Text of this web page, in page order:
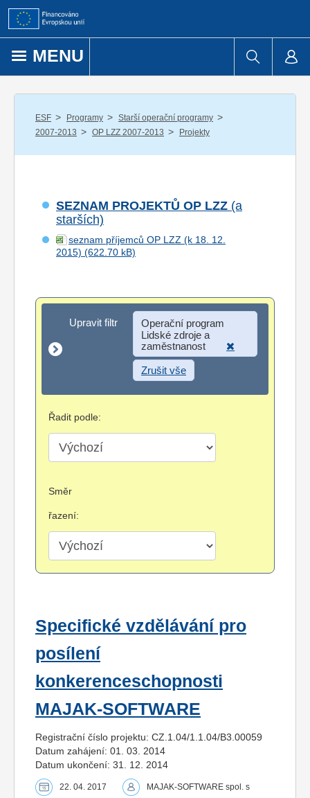
Přejít k obsahu
MENU
ESF / Programy / Starší operační programy /
2007-2013 / OP LZZ 2007-2013 / Projekty
SEZNAM PROJEKTŮ OP LZZ (a
starších)
seznam příjemců OP LZZ (k 18. 12.
2015)
Upravit filtr
Upravit filtr
Operační program
Lidské zdroje a
zaměstnanost
Zrušit vše
Řadit podle:
Směr
řazení:
Specifické vzdělávání pro
posílení
konkerenceschopnosti
MAJAK-SOFTWARE
Registrační číslo projektu: CZ.1.04/1.1.04/B3.00059
Datum zahájení: 01. 03. 2014
Datum ukončení: 31. 12. 2014
22. 04. 2017
MAJAK-SOFTWARE spol. s